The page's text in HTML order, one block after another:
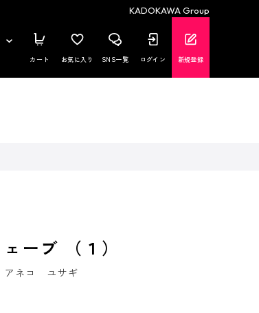
KADOKAWA Group
カート お気に入り SNS一覧 ログイン 新規登録
ーブ （１）
アネコ ユサギ